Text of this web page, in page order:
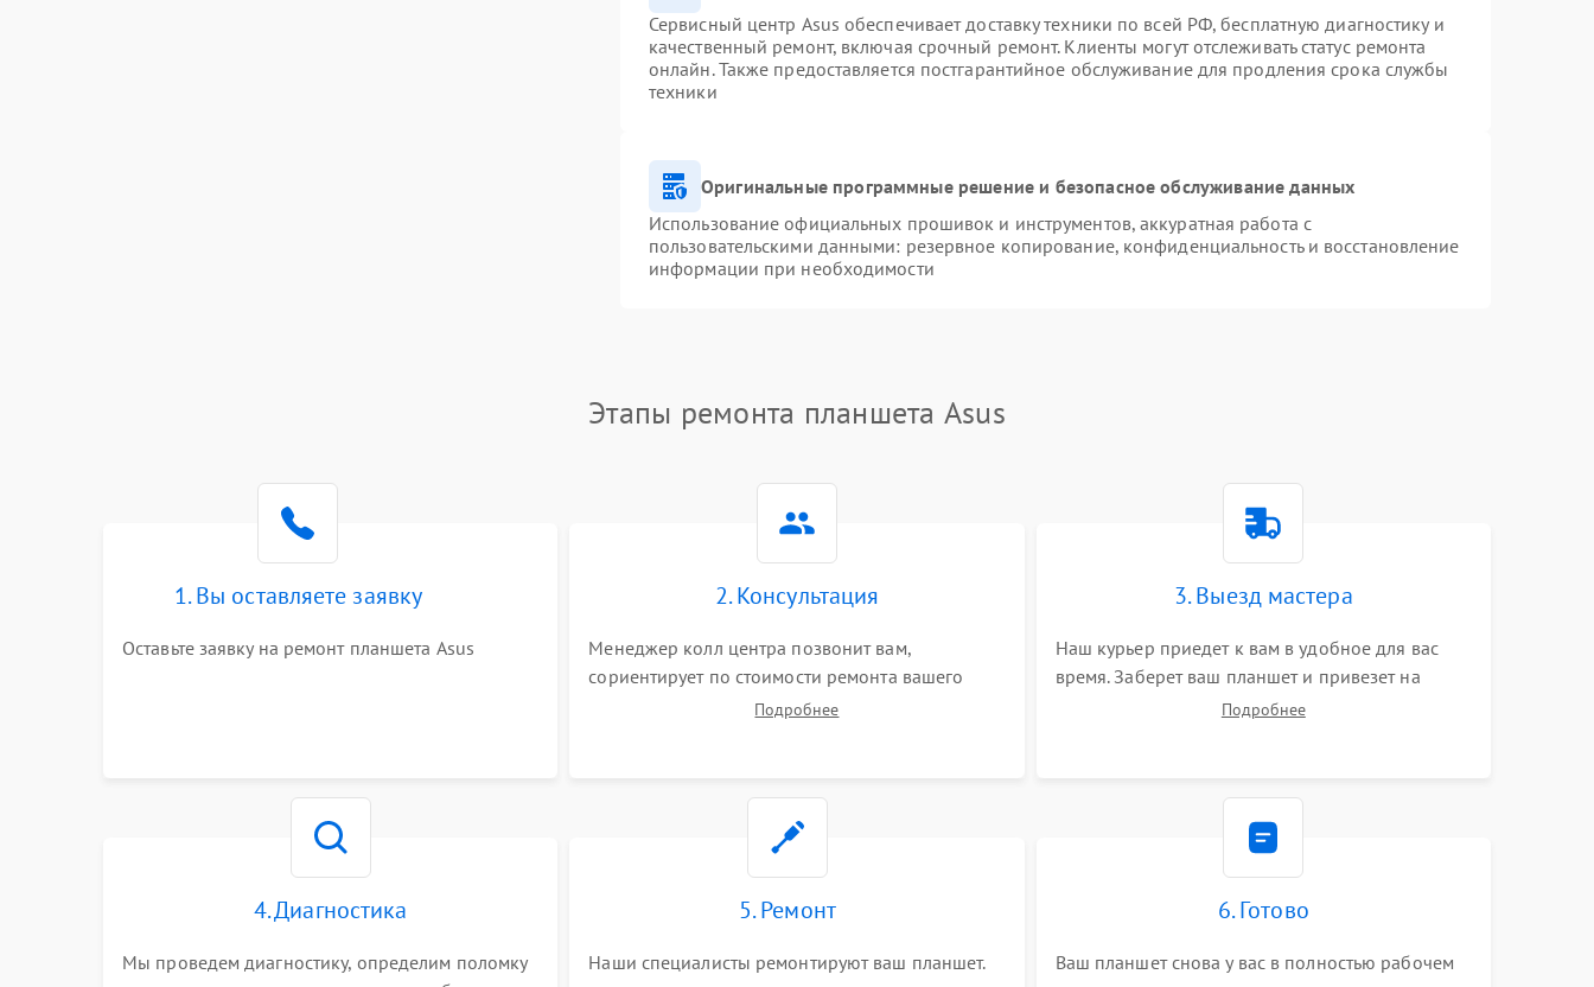
Сервисный центр Asus обеспечивает доставку техники по всей РФ, бесплатную диагностику и
качественный ремонт, включая срочный ремонт. Клиенты могут отслеживать статус ремонта
онлайн. Также предоставляется постгарантийное обслуживание для продления срока службы
техники
Оригинальные программные решение и безопасное обслуживание данных
Использование официальных прошивок и инструментов, аккуратная работа с
пользовательскими данными: резервное копирование, конфиденциальность и восстановление
информации при необходимости
Этапы ремонта планшета Asus
1. Вы оставляете заявку
Оставьте заявку на ремонт планшета Asus
2. Консультация
Менеджер колл центра позвонит вам,
сориентирует по стоимости ремонта вашего
планшета а также ответит на все ваши вопросы.
Подробнее
3. Выезд мастера
Наш курьер приедет к вам в удобное для вас
время. Заберет ваш планшет и привезет на
склад для диагностики.Подробнее
4. Диагностика
Мы проведем диагностику, определим поломку
5. Ремонт
Наши специалисты ремонтируют ваш планшет.
6. Готово
Ваш планшет снова у вас в полностью рабочем